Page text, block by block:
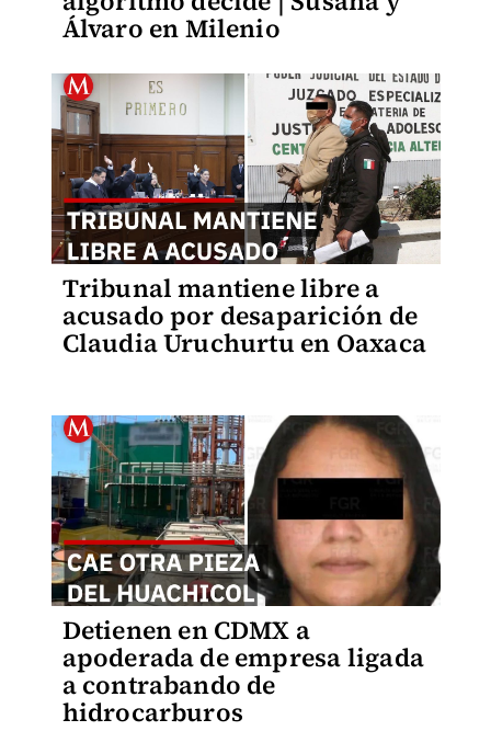
Álvaro en Milenio
Tribunal mantiene libre a
acusado por desaparición de
Claudia Uruchurtu en Oaxaca
Detienen en CDMX a
apoderada de empresa ligada
a contrabando de
hidrocarburos